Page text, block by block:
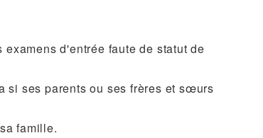
d'entrée faute de statut de
si ses parents ou ses frères et sœurs
famille.